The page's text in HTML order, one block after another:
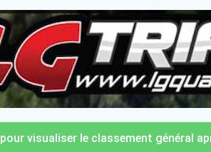
visualiser le classement général